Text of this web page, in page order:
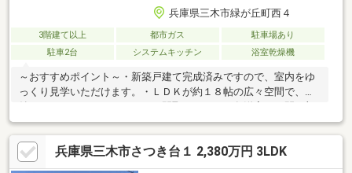
兵庫県三木市緑が丘町西４
3階建て以上 都市ガス
駐車場あり
駐車2台
システムキッチン 浴室乾燥機
～おすすめポイント～・新築戸建て完成済みですので、室内をゆ
っくり見学いただけます。・ＬＤＫが約１８帖の広々空間で、収
納もありレイアウトのしやすい間取りです。・各洋室にも開口部
があり、室内とても明るく、収納もございます。・主寝室や子供
部屋、書斎、衣裳部屋など多様な用途でご利用いただけます。・
足を伸ばしてゆっくりくつろげる浴槽の広さ、浴室乾燥機、窓も
あり換気にも最適です。・カウンターキッチンですので、家事を
兵庫県三木市さつき台１ 2,380万円 3LDK